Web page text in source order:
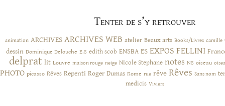
Tenter de s’y retrouver
animation ARCHIVES ARCHIVES WEB atelier Beaux arts Books/Livres camille
dessin Dominique Delouche E.S edith scob ENSBA ES EXPOS FELLINI
delprat lit Louvre maison rouge neige NIcole Stephane notes NS oiseau
PHOTO picasso Rêves Repenti Roger Dumas Rome rue rêve Rêves Sans nom
medicis Viviers